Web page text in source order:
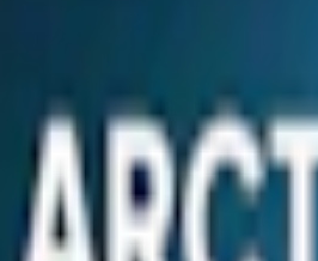
smak av mint.
mg?
slim, där varje prilla väger 0,7 gram.
11,55 mg nikotin per prilla,